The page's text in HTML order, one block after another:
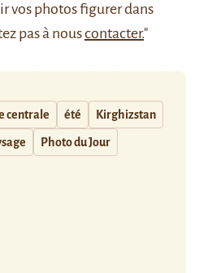
vos photos figurer dans
pas à nouscontacter."
centrale été Kirghizstan
Photo du Jour